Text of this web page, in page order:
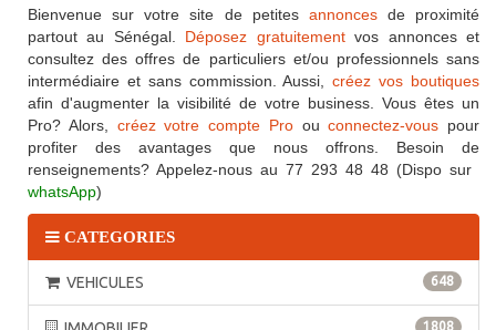
Bienvenue sur votre site de petites annoncesde proximité
partout au Sénégal. Déposez gratuitementvos annonces et
consultez des offres de particuliers et/ou professionnels sans
intermédiaire et sans commission. Aussi,créez vos boutiques
afin d'augmenter la visibilité de votre business. Vous êtes un
Pro? Alors, créez votre compte Proouconnectez-vous pour
profiter des avantages que nous offrons. Besoin de
renseignements? Appelez-nous au 77 293 48 48 (Dispo sur
whatsApp)
CATEGORIES
VEHICULES 648
1808